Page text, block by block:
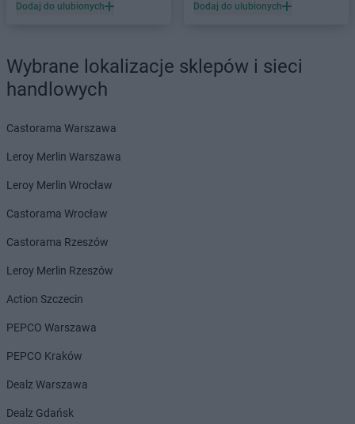
Biedronka Bartoszyce
Biedronka Bełchatów
Biedronka Bełżyce
Biedronka Bezrzecze
Biedronka Biała Parcela
Biedronka Biała Piska
Biedronka Biała Rawska
Biedronka Białe Błota
Biedronka Białka Tatrzańska
Biedronka Białobrzegi
Biedronka Biały Bór
Biedronka Białystok
Biedronka Biedronka
Biedronka Biedrusko
Dodaj do ulubionych Dodaj do ulubionych
Wybrane lokalizacje sklepów i sieci
handlowych
Castorama Warszawa
Leroy Merlin Warszawa
Leroy Merlin Wrocław
Castorama Wrocław
Castorama Rzeszów
Leroy Merlin Rzeszów
Action Szczecin
PEPCO Warszawa
PEPCO Kraków
Dealz Warszawa
Dealz Gdańsk